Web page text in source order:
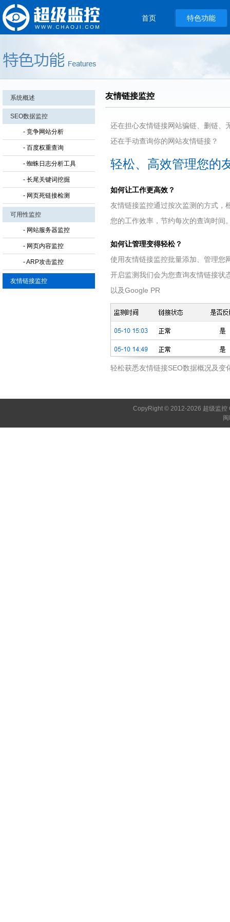
首页 特色功能
系统概述
SEO数据监控
- 竞争网站分析
- 百度权重查询
- 蜘蛛日志分析工具
- 长尾关键词挖掘
- 网页死链接检测
可用性监控
- 网站服务器监控
- 网页内容监控
- ARP攻击监控
友情链接监控
友情链接监控
还在担心友情链接网站骗链、删链、
还在手动查询你的网站友情链接？
轻松、高效管理您的
如何让工作更高效？
友情链接监控通过按次监测的方式，
您的工作效率，节约每次的查询时间
如何让管理变得轻松？
使用友情链接监控批量添加、管理您
开启监测我们会为您查询友情链接状
以及Google PR
轻松获悉友情链接SEO数据概况及
CopyRight © 2012-2026 超级监控